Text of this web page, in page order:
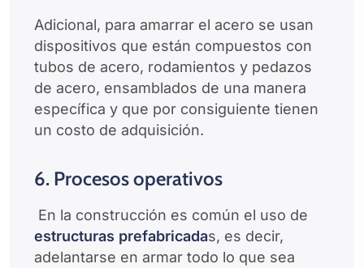
Adicional, para amarrar el acero se usan
dispositivos que están compuestos con
tubos de acero, rodamientos y pedazos
de acero, ensamblados de una manera
específica y que por consiguiente tienen
un costo de adquisición.
6. Procesos operativos
En la construcción es común el uso de
estructuras prefabricadas, es decir,
adelantarse en armar todo lo que sea